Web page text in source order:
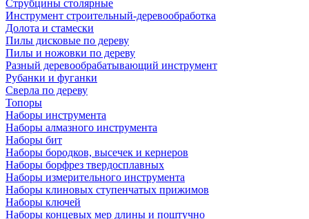
Струбцины столярные
Инструмент строительный-деревообработка
Долота и стамески
Пилы дисковые по дереву
Пилы и ножовки по дереву
Разный деревообрабатывающий инструмент
Рубанки и фуганки
Сверла по дереву
Топоры
Наборы инструмента
Наборы алмазного инструмента
Наборы бит
Наборы бородков, высечек и кернеров
Наборы борфрез твердосплавных
Наборы измерительного инструмента
Наборы клиновых ступенчатых прижимов
Наборы ключей
Наборы концевых мер длины и поштучно